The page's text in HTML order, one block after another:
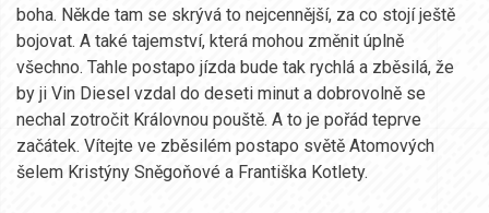
boha. Někde tam se skrývá to nejcennější, za co stojí ještě
bojovat. A také tajemství, která mohou změnit úplně
všechno. Tahle postapo jízda bude tak rychlá a zběsilá, že
by ji Vin Diesel vzdal do deseti minut a dobrovolně se
nechal zotročit Královnou pouště. A to je pořád teprve
začátek. Vítejte ve zběsilém postapo světě Atomových
šelem Kristýny Sněgoňové a Františka Kotlety.